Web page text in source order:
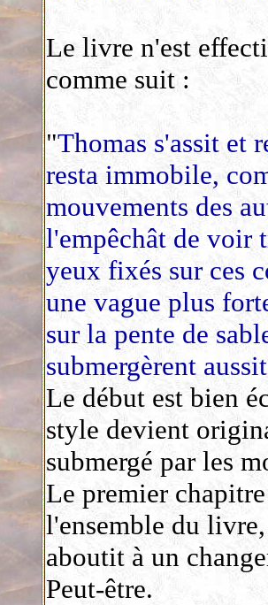
Le livre n'est
comme suit :
"Thomas s'assit et
resta immobile,
mouvements des
l'empêchât de voir
yeux fixés sur ces
une vague plus
sur la pente de
submergèrent
Le début est bien
style devient
submergé par les
Le premier
l'ensemble du
aboutit à un
Peut-être.